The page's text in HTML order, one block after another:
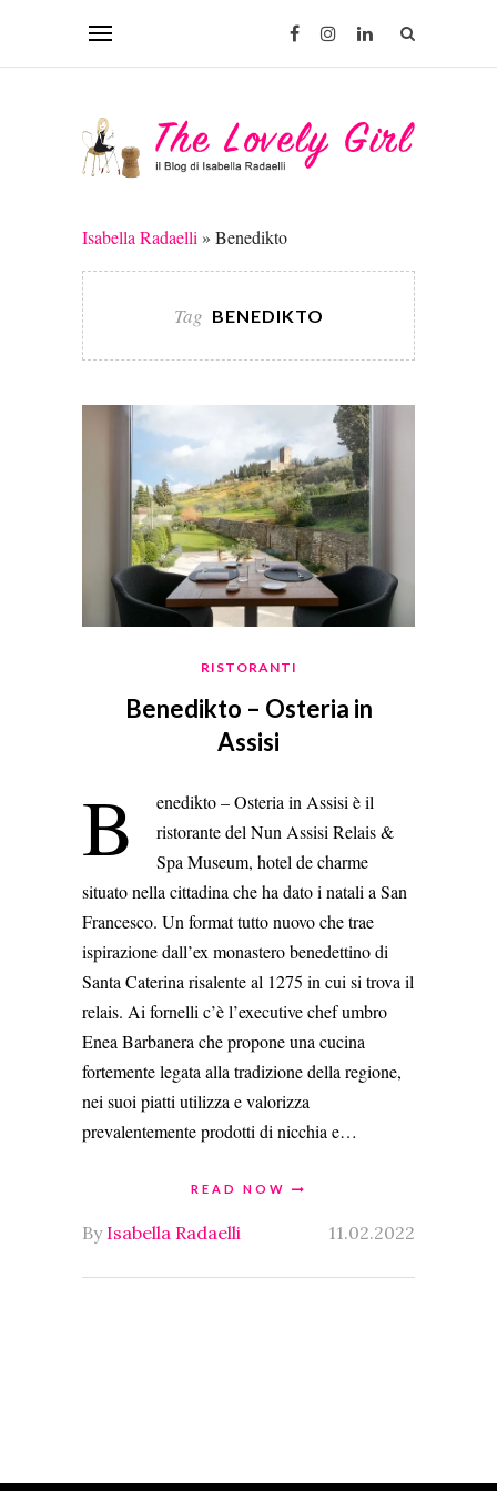
Isabella Radaelli » Benedikto
Tag BENEDIKTO
RISTORANTI
Benedikto – Osteria in
Assisi
B
enedikto – Osteria in Assisi è il
ristorante del Nun Assisi Relais &
Spa Museum, hotel de charme
situato nella cittadina che ha dato i natali a San
Francesco. Un format tutto nuovo che trae
ispirazione dall’ex monastero benedettino di
Santa Caterina risalente al 1275 in cui si trova il
relais. Ai fornelli c’è l’executive chef umbro
Enea Barbanera che propone una cucina
fortemente legata alla tradizione della regione,
nei suoi piatti utilizza e valorizza
prevalentemente prodotti di nicchia e…
READ NOW
By Isabella Radaelli 11.02.2022